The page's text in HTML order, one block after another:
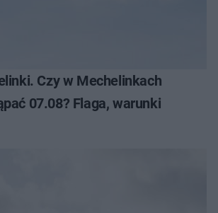
Czy w Mechelinkach
07.08? Flaga, warunki